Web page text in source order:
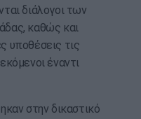
διάλογοι των
καθώς και
υποθέσεις τις
έναντι
στην δικαστικό